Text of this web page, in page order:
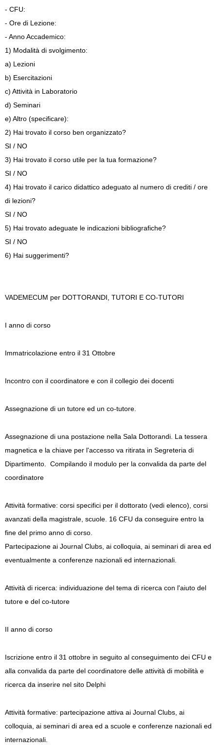
- CFU:
- Ore di Lezione:
- Anno Accademico:
1) Modalità di svolgimento:
a) Lezioni
b) Esercitazioni
c) Attività in Laboratorio
d) Seminari
e) Altro (specificare):
2) Hai trovato il corso ben organizzato?
SI / NO
3) Hai trovato il corso utile per la tua formazione?
SI / NO
4) Hai trovato il carico didattico adeguato al numero di crediti / ore
di lezioni?
SI / NO
5) Hai trovato adeguate le indicazioni bibliografiche?
SI / NO
6) Hai suggerimenti?
VADEMECUM per DOTTORANDI, TUTORI E CO-TUTORI
I anno di corso
Immatricolazione entro il 31 Ottobre
Incontro con il coordinatore e con il collegio dei docenti
Assegnazione di un tutore ed un co-tutore.
Assegnazione di una postazione nella Sala Dottorandi. La tessera
magnetica e la chiave per l'accesso va ritirata in Segreteria di
Dipartimento.
Compilando il modulo per la convalida da parte del
coordinatore
Attività formative: corsi specifici per il dottorato (vedi elenco), corsi
avanzati della magistrale, scuole. 16 CFU da conseguire entro la
fine del primo anno di corso.
Partecipazione ai Journal Clubs, ai colloquia, ai seminari di area ed
eventualmente a conferenze nazionali ed internazionali.
Attività di ricerca: individuazione del tema di ricerca con l'aiuto del
tutore e del co-tutore
II anno di corso
Iscrizione entro il 31 ottobre in seguito al conseguimento dei CFU e
alla convalida da parte del coordinatore delle attività di mobilità e
ricerca da inserire nel sito Delphi
Attività formative: partecipazione attiva ai Journal Clubs, ai
colloquia, ai seminari di area ed a scuole e conferenze nazionali ed
internazionali.